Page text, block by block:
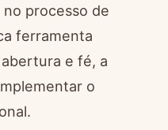
processo de
ferramenta
e fé, a
o